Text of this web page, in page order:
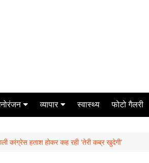
मसाला
व्यापार
ऑटो मोबाइल
स्वास्थ्य फोटो गैलरी
कांग्रेस हताश होकर कह रही ‘तेरी कब्र खुदेगी’